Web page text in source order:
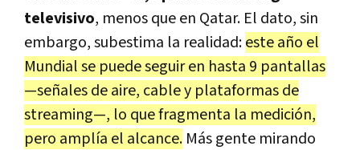
televisivo, menos que en Qatar. El dato, sin
embargo, subestima la realidad:este año el
Mundial se puede seguir en hasta 9 pantallas
—señales de aire, cable y plataformas de
streaming—, lo que fragmenta la medición,
pero amplía el alcance. Más gente mirando